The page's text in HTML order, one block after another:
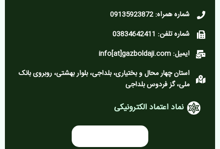
شماره همراه: 09135923872
شماره تلفن: 03834642411
ایمیل: info[at]gazboldaji.com
استان چهار محال و بختیاری، بلداجی، بلوار بهشتی، روبروی بانک
ملی، گز فردوس بلداجی
نماد اعتماد الکترونیکی